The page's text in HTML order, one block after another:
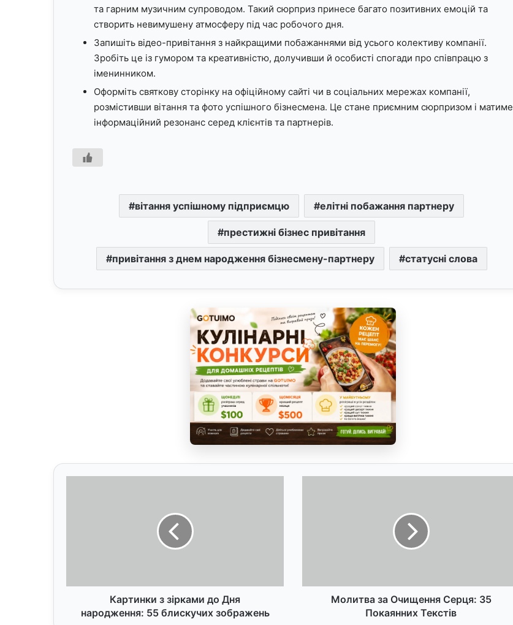
та гарним музичним супроводом. Такий сюрприз принесе багато позитивних емоцій та
створить невимушену атмосферу під час робочого дня.
Запишіть відео-привітання з найкращими побажаннями від усього колективу компанії.
Зробіть це із гумором та креативністю, долучивши й особисті спогади про співпрацю з
іменинником.
Оформіть святкову сторінку на офіційному сайті чи в соціальних мережах компанії,
розмістивши вітання та фото успішного бізнесмена. Це стане приємним сюрпризом і матиме
інформаційний резонанс серед клієнтів та партнерів.
вітання успішному підприємцю елітні побажання партнеру
престижні бізнес привітання
привітання з днем народження бізнесмену-партнеру статусні слова
з
Картинки з зірками до Дня
народження: 55 блискучих зображень
а
Молитва за Очищення Серця: 35
Покаянних Текстів